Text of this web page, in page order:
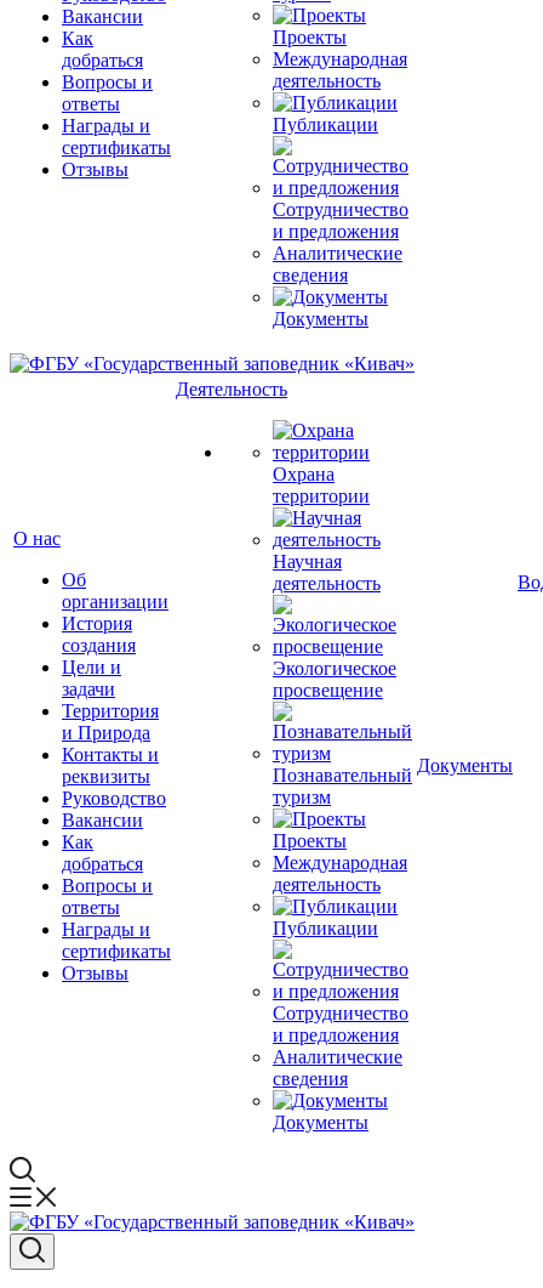
Вакансии
Как
добраться
Вопросы и
ответы
Награды и
сертификаты
Отзывы
Проекты
Международная
деятельность
Публикации
Сотрудничество
и предложения
Аналитические
сведения
Документы
О нас
Об
организации
История
создания
Цели и
задачи
Территория
и Природа
Контакты и
реквизиты
Руководство
Вакансии
Как
добраться
Вопросы и
ответы
Награды и
сертификаты
Отзывы
Деятельность
Охрана
территории
Научная
деятельность
Экологическое
просвещение
Познавательный
туризм
Проекты
Международная
деятельность
Публикации
Сотрудничество
и предложения
Аналитические
сведения
Документы
Документы